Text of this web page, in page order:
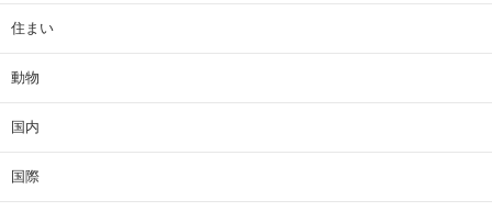
住まい
動物
国内
国際